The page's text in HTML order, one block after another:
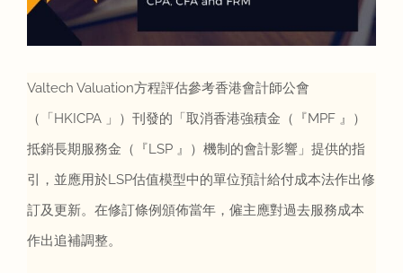
簡體
Valtech Valuation方程評估參考香港會計師公會
（「HKICPA 」）刊發的「取消香港強積金（『MPF 』）
抵銷長期服務金（『LSP 』）機制的會計影響」提供的指
引，並應用於LSP估值模型中的單位預計給付成本法作出修
訂及更新。在修訂條例頒佈當年，僱主應對過去服務成本
作出追補調整。